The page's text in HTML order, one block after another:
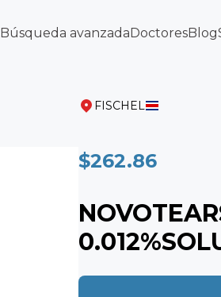
Búsqueda avanzadaDoctoresBlog
FISCHEL
$262.86